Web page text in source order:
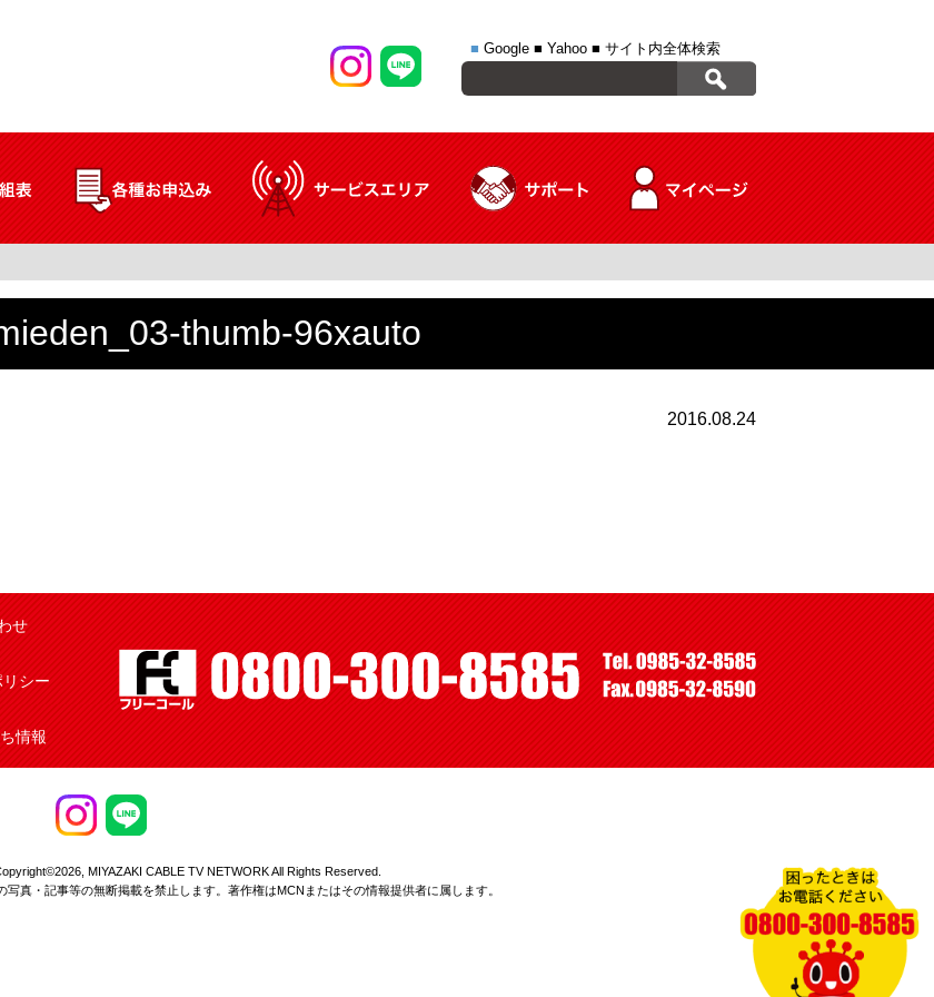
■ Google ■ Yahoo ■ サイト内全体検索
thumb-96xauto
2016.08.24
せ
シー
情報
MIYAZAKI CABLE TV NETWORK All Rights Reserved.
写真・記事等の無断掲載を禁止します。著作権はMCNまたはその情報提供者に属します。